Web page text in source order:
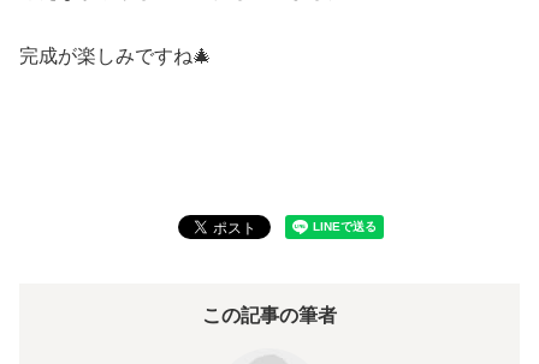
完成が楽しみですね🎄
この記事の筆者